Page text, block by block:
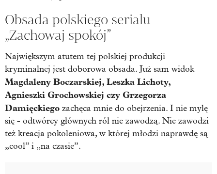
Obsada polskiego serialu
„Zachowaj spokój”
Największym atutem tej polskiej produkcji
kryminalnej jest doborowa obsada. Już sam widok
Magdaleny Boczarskiej, Leszka Lichoty,
Agnieszki Grochowskiej czy Grzegorza
Damięckiego zachęca mnie do obejrzenia. I nie mylę
się - odtwórcy głównych ról nie zawodzą. Nie zawodzi
też kreacja pokoleniowa, w której młodzi naprawdę są
„cool” i „na czasie”.